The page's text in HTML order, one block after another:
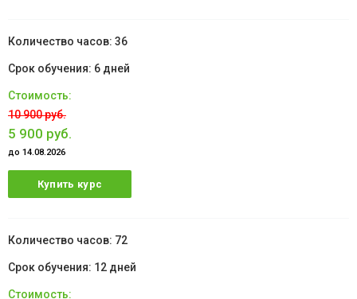
36
6 дней
10 900 руб.
5 900 руб.
до 14.08.2026
Купить курс
72
12 дней